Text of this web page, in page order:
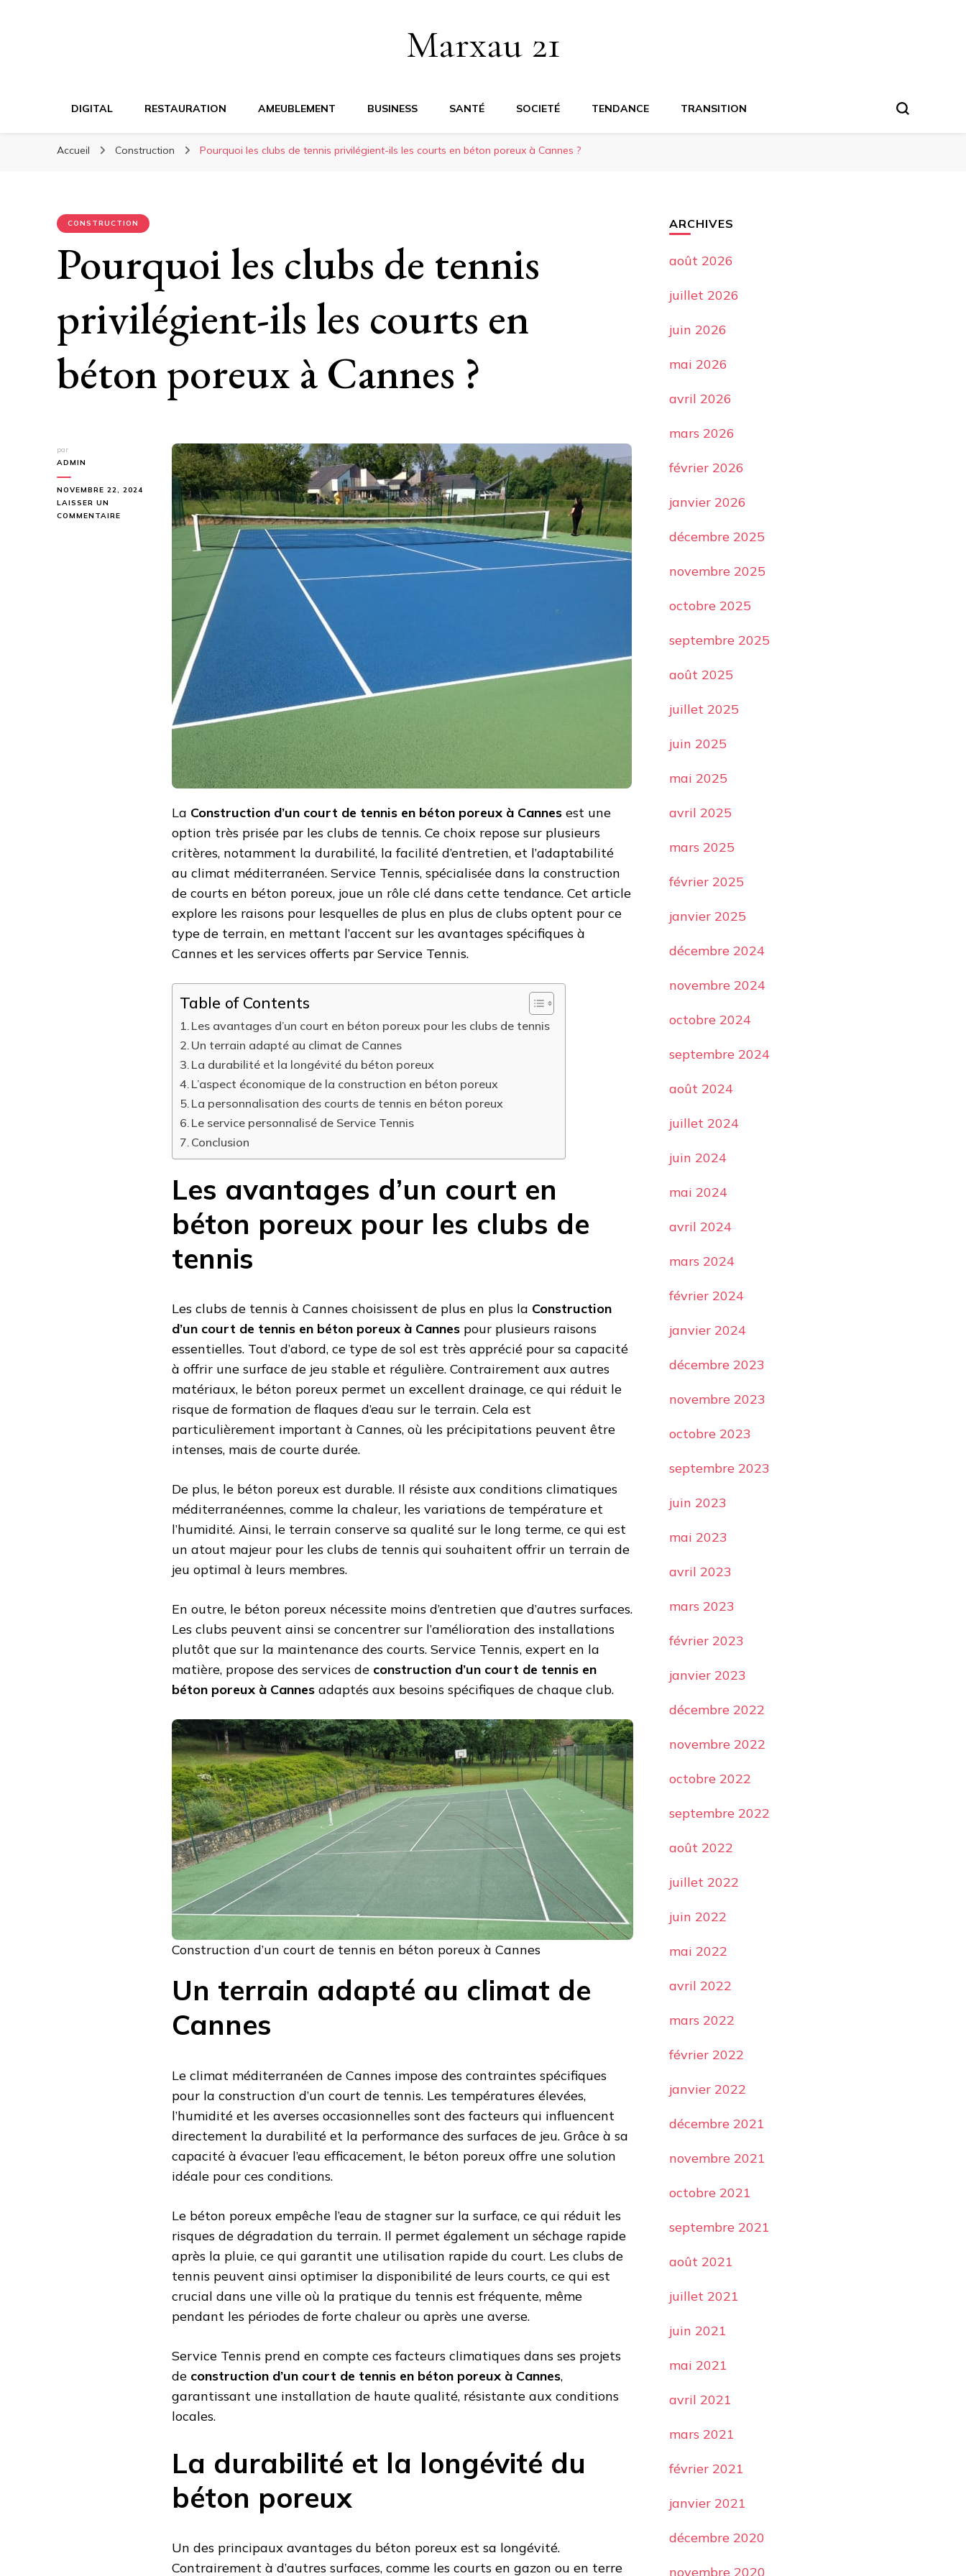
Marxau 21
DIGITAL RESTAURATION AMEUBLEMENT BUSINESS SANTÉ SOCIETÉ TENDANCE TRANSITION
Accueil Construction Pourquoi les clubs de tennis privilégient-ils les courts en béton poreux à Cannes ?
CONSTRUCTION
Pourquoi les clubs de tennis
privilégient-ils les courts en
béton poreux à Cannes ?
par
ADMIN
NOVEMBRE 22, 2024
LAISSER UN
COMMENTAIRE
La Construction d’un court de tennis en béton poreux à Cannes est une
option très prisée par les clubs de tennis. Ce choix repose sur plusieurs
critères, notamment la durabilité, la facilité d’entretien, et l’adaptabilité
au climat méditerranéen. Service Tennis, spécialisée dans la construction
de courts en béton poreux, joue un rôle clé dans cette tendance. Cet article
explore les raisons pour lesquelles de plus en plus de clubs optent pour ce
type de terrain, en mettant l’accent sur les avantages spécifiques à
Cannes et les services offerts par Service Tennis.
Table of Contents
Les avantages d’un court en béton poreux pour les clubs de tennis
Un terrain adapté au climat de Cannes
La durabilité et la longévité du béton poreux
L’aspect économique de la construction en béton poreux
La personnalisation des courts de tennis en béton poreux
Le service personnalisé de Service Tennis
Conclusion
Les avantages d’un court en
béton poreux pour les clubs de
tennis
Les clubs de tennis à Cannes choisissent de plus en plus la Construction
d’un court de tennis en béton poreux à Cannes pour plusieurs raisons
essentielles. Tout d’abord, ce type de sol est très apprécié pour sa capacité
à offrir une surface de jeu stable et régulière. Contrairement aux autres
matériaux, le béton poreux permet un excellent drainage, ce qui réduit le
risque de formation de flaques d’eau sur le terrain. Cela est
particulièrement important à Cannes, où les précipitations peuvent être
intenses, mais de courte durée.
De plus, le béton poreux est durable. Il résiste aux conditions climatiques
méditerranéennes, comme la chaleur, les variations de température et
l’humidité. Ainsi, le terrain conserve sa qualité sur le long terme, ce qui est
un atout majeur pour les clubs de tennis qui souhaitent offrir un terrain de
jeu optimal à leurs membres.
En outre, le béton poreux nécessite moins d’entretien que d’autres surfaces.
Les clubs peuvent ainsi se concentrer sur l’amélioration des installations
plutôt que sur la maintenance des courts. Service Tennis, expert en la
matière, propose des services de construction d’un court de tennis en
béton poreux à Cannes adaptés aux besoins spécifiques de chaque club.
Construction d’un court de tennis en béton poreux à Cannes
Un terrain adapté au climat de
Cannes
Le climat méditerranéen de Cannes impose des contraintes spécifiques
pour la construction d’un court de tennis. Les températures élevées,
l’humidité et les averses occasionnelles sont des facteurs qui influencent
directement la durabilité et la performance des surfaces de jeu. Grâce à sa
capacité à évacuer l’eau efficacement, le béton poreux offre une solution
idéale pour ces conditions.
Le béton poreux empêche l’eau de stagner sur la surface, ce qui réduit les
risques de dégradation du terrain. Il permet également un séchage rapide
après la pluie, ce qui garantit une utilisation rapide du court. Les clubs de
tennis peuvent ainsi optimiser la disponibilité de leurs courts, ce qui est
crucial dans une ville où la pratique du tennis est fréquente, même
pendant les périodes de forte chaleur ou après une averse.
Service Tennis prend en compte ces facteurs climatiques dans ses projets
de construction d’un court de tennis en béton poreux à Cannes,
garantissant une installation de haute qualité, résistante aux conditions
locales.
La durabilité et la longévité du
béton poreux
Un des principaux avantages du béton poreux est sa longévité.
Contrairement à d’autres surfaces, comme les courts en gazon ou en terre
ARCHIVES
août 2026
juillet 2026
juin 2026
mai 2026
avril 2026
mars 2026
février 2026
janvier 2026
décembre 2025
novembre 2025
octobre 2025
septembre 2025
août 2025
juillet 2025
juin 2025
mai 2025
avril 2025
mars 2025
février 2025
janvier 2025
décembre 2024
novembre 2024
octobre 2024
septembre 2024
août 2024
juillet 2024
juin 2024
mai 2024
avril 2024
mars 2024
février 2024
janvier 2024
décembre 2023
novembre 2023
octobre 2023
septembre 2023
juin 2023
mai 2023
avril 2023
mars 2023
février 2023
janvier 2023
décembre 2022
novembre 2022
octobre 2022
septembre 2022
août 2022
juillet 2022
juin 2022
mai 2022
avril 2022
mars 2022
février 2022
janvier 2022
décembre 2021
novembre 2021
octobre 2021
septembre 2021
août 2021
juillet 2021
juin 2021
mai 2021
avril 2021
mars 2021
février 2021
janvier 2021
décembre 2020
novembre 2020